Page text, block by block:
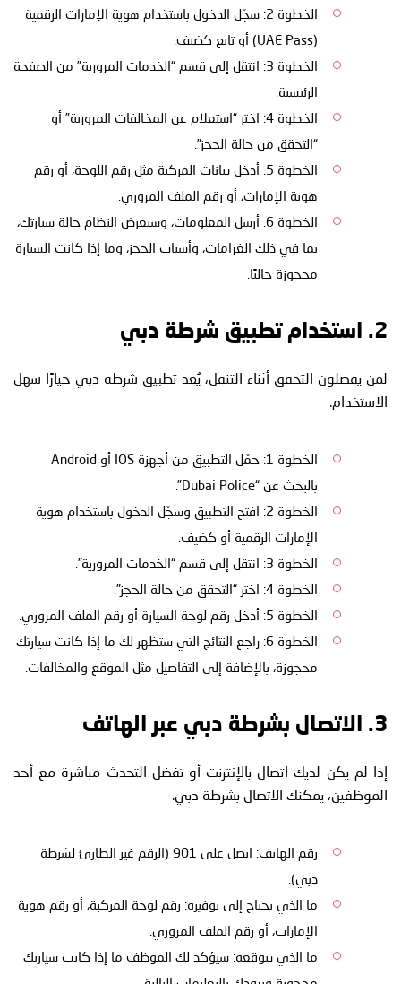
الخطوة 2: سجّل الدخول باستخدام هوية الإمارات الرقمية
(UAE Pass) أو تابع كضيف.
الخطوة 3: انتقل إلى قسم “الخدمات المرورية” من الصفحة
الرئيسية.
الخطوة 4: اختر “استعلام عن المخالفات المرورية” أو
“التحقق من حالة الحجز”.
الخطوة 5: أدخل بيانات المركبة مثل رقم اللوحة، أو رقم
هوية الإمارات، أو رقم الملف المروري.
الخطوة 6: أرسل المعلومات، وسيعرض النظام حالة سيارتك،
بما في ذلك الغرامات، وأسباب الحجز، وما إذا كانت السيارة
محجوزة حاليًا.
2. استخدام تطبيق شرطة دبي
لمن يفضلون التحقق أثناء التنقل، يُعد تطبيق شرطة دبي خيارًا سهل
الاستخدام.
الخطوة 1: حمّل التطبيق من أجهزة IOS أو Android
بالبحث عن “Dubai Police”.
الخطوة 2: افتح التطبيق وسجّل الدخول باستخدام هوية
الإمارات الرقمية أو كضيف.
الخطوة 3: انتقل إلى قسم “الخدمات المرورية”.
الخطوة 4: اختر “التحقق من حالة الحجز”.
الخطوة 5: أدخل رقم لوحة السيارة أو رقم الملف المروري.
الخطوة 6: راجع النتائج التي ستظهر لك ما إذا كانت سيارتك
محجوزة، بالإضافة إلى التفاصيل مثل الموقع والمخالفات.
3. الاتصال بشرطة دبي عبر الهاتف
إذا لم يكن لديك اتصال بالإنترنت أو تفضل التحدث مباشرة مع أحد
الموظفين، يمكنك الاتصال بشرطة دبي.
رقم الهاتف: اتصل على 901 (الرقم غير الطارئ لشرطة
دبي).
ما الذي تحتاج إلى توفيره: رقم لوحة المركبة، أو رقم هوية
الإمارات، أو رقم الملف المروري.
ما الذي تتوقعه: سيؤكد لك الموظف ما إذا كانت سيارتك